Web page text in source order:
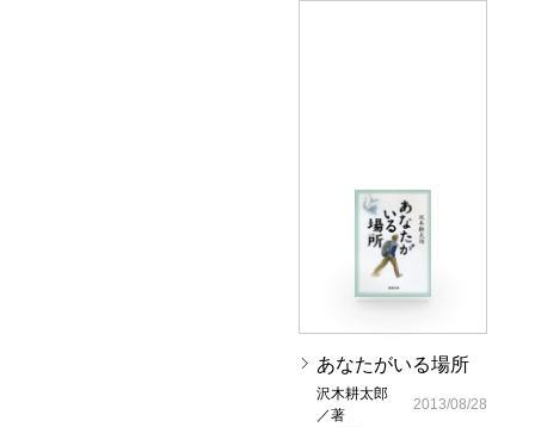
あなたがいる場所
沢木耕太郎
／著
2013/08/28